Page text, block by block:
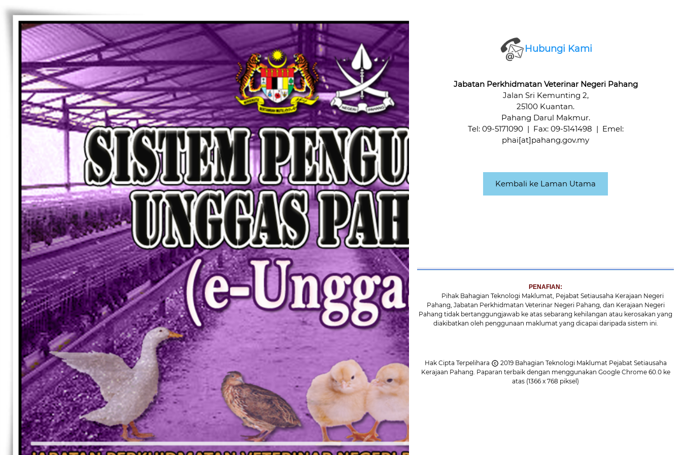
Hubungi Kami
Jabatan Perkhidmatan Veterinar Negeri Pahang
Jalan Sri Kemunting 2,
25100 Kuantan.
Pahang Darul Makmur.
Tel: 09-5171090 | Fax: 09-5141498 | Emel:
phai[at]pahang.gov.my
Kembali ke Laman Utama
PENAFIAN:
Pihak Bahagian Teknologi Maklumat, Pejabat Setiausaha Kerajaan Negeri
Pahang, Jabatan Perkhidmatan Veterinar Negeri Pahang, dan Kerajaan Negeri
Pahang tidak bertanggungjawab ke atas sebarang kehilangan atau kerosakan yang
diakibatkan oleh penggunaan maklumat yang dicapai daripada sistem ini.
Hak Cipta Terpelihara
2019 Bahagian Teknologi Maklumat Pejabat Setiausaha
Kerajaan Pahang. Paparan terbaik dengan menggunakan Google Chrome 60.0 ke
atas (1366 x 768 piksel)